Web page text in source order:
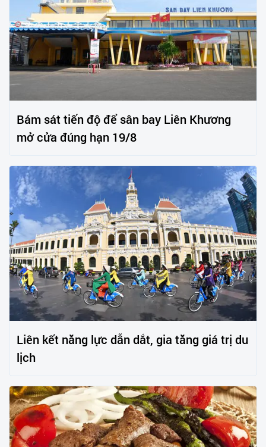
Bám sát tiến độ để sân bay Liên Khương
mở cửa đúng hạn 19/8
Liên kết năng lực dẫn dắt, gia tăng giá trị du
lịch